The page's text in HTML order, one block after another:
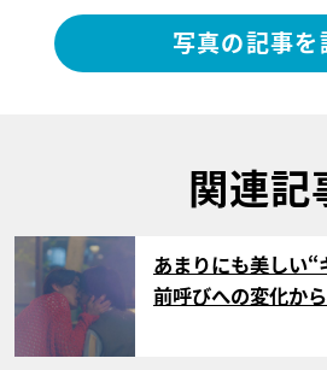
写真の記事を
関連記
サムネイル
あまりにも美しい
前呼びへの変化か